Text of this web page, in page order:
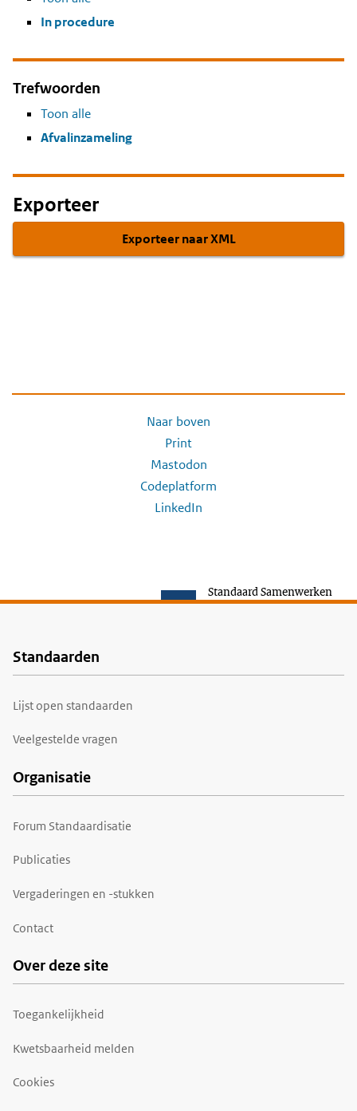
In procedure
Trefwoorden
Toon alle
Afvalinzameling
Exporteer
Exporteer naar XML
Naar boven
Print
Mastodon
Codeplatform
LinkedIn
Standaard Samenwerken
Voet
Standaarden
Lijst open standaarden
Veelgestelde vragen
Organisatie
Forum Standaardisatie
Publicaties
Vergaderingen en -stukken
Contact
Over deze site
Toegankelijkheid
Kwetsbaarheid melden
Cookies